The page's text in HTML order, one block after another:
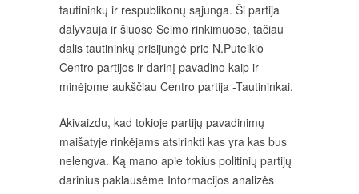
tautininkų ir respublikonų sąjunga. Ši partija
dalyvauja ir šiuose Seimo rinkimuose, tačiau
dalis tautininkų prisijungė prie N.Puteikio
Centro partijos ir darinį pavadino kaip ir
minėjome aukščiau Centro partija -Tautininkai.
Akivaizdu, kad tokioje partijų pavadinimų
maišatyje rinkėjams atsirinkti kas yra kas bus
nelengva. Ką mano apie tokius politinių partijų
darinius paklausėme Informacijos analizės